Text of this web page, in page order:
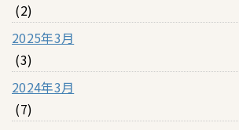
(2)
2025年3月
(3)
2024年3月
(7)